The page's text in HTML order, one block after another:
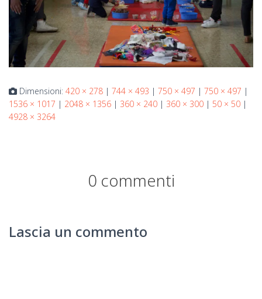
Dimensioni: 420 × 278 | 744 × 493 | 750 × 497 | 750 × 497 |
1536 × 1017 | 2048 × 1356 | 360 × 240 | 360 × 300 | 50 × 50 |
4928 × 3264
0 commenti
Lascia un commento